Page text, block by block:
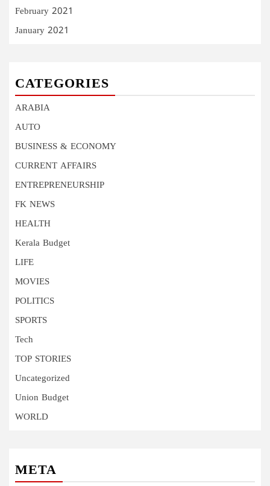
February 2021
January 2021
CATEGORIES
ARABIA
AUTO
BUSINESS & ECONOMY
CURRENT AFFAIRS
ENTREPRENEURSHIP
FK NEWS
HEALTH
Kerala Budget
LIFE
MOVIES
POLITICS
SPORTS
Tech
TOP STORIES
Uncategorized
Union Budget
WORLD
META